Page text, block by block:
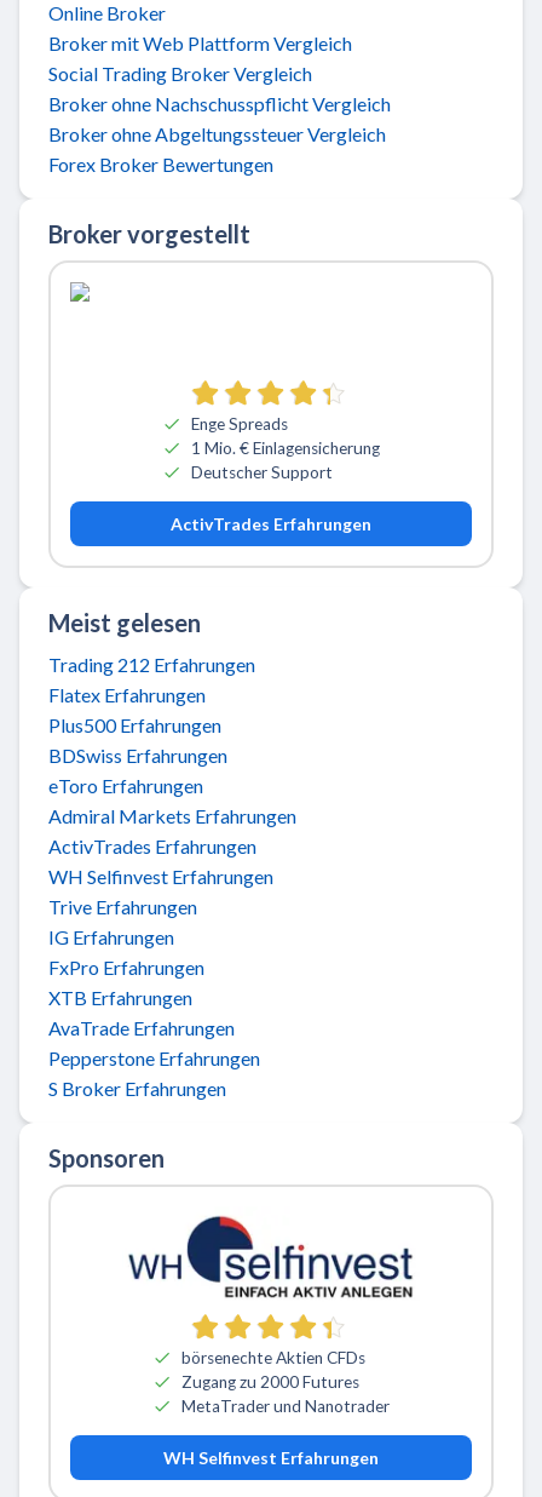
Online Broker
Broker mit Web Plattform Vergleich
Social Trading Broker Vergleich
Broker ohne Nachschusspflicht Vergleich
Broker ohne Abgeltungssteuer Vergleich
Forex Broker Bewertungen
Broker vorgestellt
Enge Spreads
1 Mio. € Einlagensicherung
Deutscher Support
ActivTrades Erfahrungen
Meist gelesen
Trading 212 Erfahrungen
Flatex Erfahrungen
Plus500 Erfahrungen
BDSwiss Erfahrungen
eToro Erfahrungen
Admiral Markets Erfahrungen
ActivTrades Erfahrungen
WH Selfinvest Erfahrungen
Trive Erfahrungen
IG Erfahrungen
FxPro Erfahrungen
XTB Erfahrungen
AvaTrade Erfahrungen
Pepperstone Erfahrungen
S Broker Erfahrungen
Sponsoren
börsenechte Aktien CFDs
Zugang zu 2000 Futures
MetaTrader und Nanotrader
WH Selfinvest Erfahrungen